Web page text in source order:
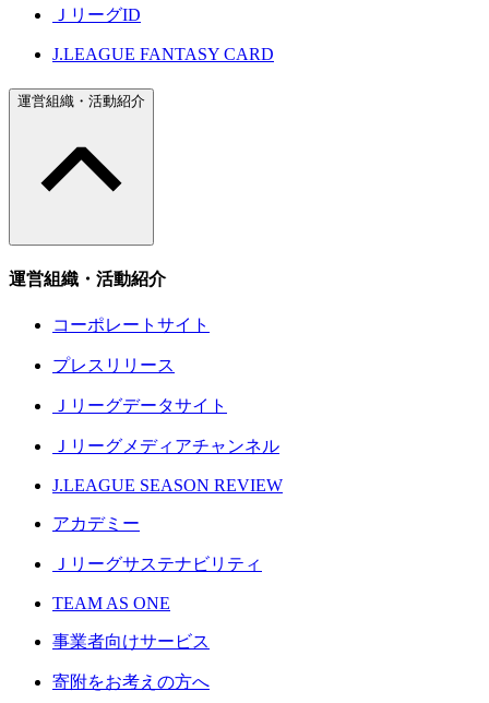
ＪリーグID
J.LEAGUE FANTASY CARD
運営組織・活動紹介
運営組織・活動紹介
コーポレートサイト
プレスリリース
Ｊリーグデータサイト
Ｊリーグメディアチャンネル
J.LEAGUE SEASON REVIEW
アカデミー
Ｊリーグサステナビリティ
TEAM AS ONE
事業者向けサービス
寄附をお考えの方へ